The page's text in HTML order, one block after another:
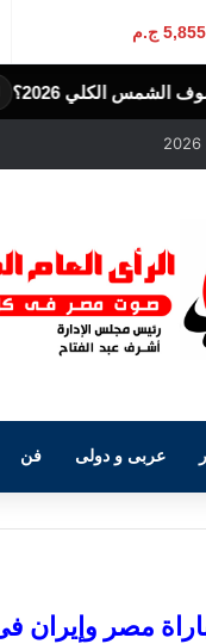
5,855 ج.م
الرأى العام المصرى
عربى و دولى فن
مصر وإيران